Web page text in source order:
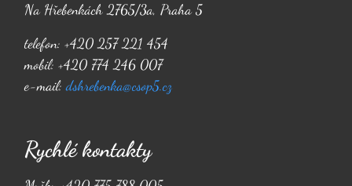
Na Hřebenkách 2765/3a, Praha 5
telefon: +420 257 221 454
mobil: +420 774 246 007
e-mail:dshrebenka@csop5.cz
Rychlé kontakty